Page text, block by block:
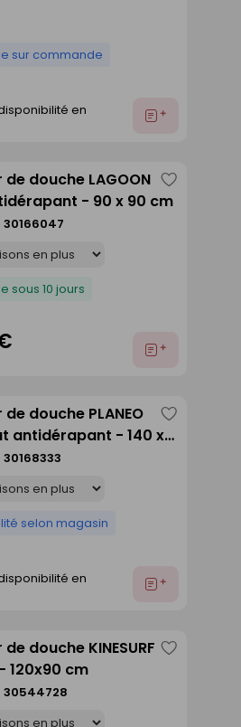
sur commande
en
Ajouter
de douche LAGOON
- 90 x 90 cm
30166047
sous 10 jours
Ajouter
comme
douche PLANEO
antidérapant - 140 x
30168333
selon magasin
en
Ajouter
comme
douche KINESURF
120x90 cm
30544728